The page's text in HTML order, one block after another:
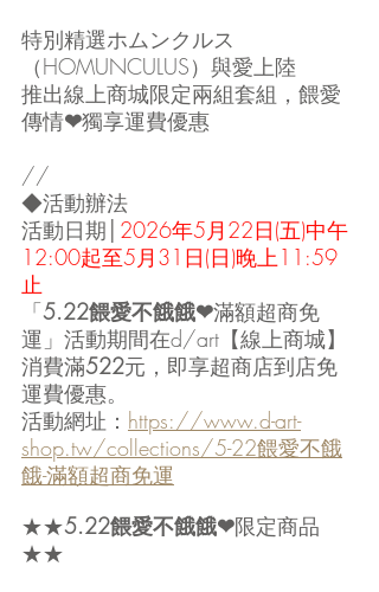
特別精選ホムンクルス
（HOMUNCULUS）與愛上陸
推出線上商城限定兩組套組，餵愛
傳情❤獨享運費優惠
//
◆活動辦法
活動日期│ 2026年5月22日(五)中午
12:00起至5月31日(日)晚上11:59
止
「5.22餵愛不餓餓❤滿額超商免
運」活動期間在d/art【線上商城】
消費滿522元，即享超商店到店免
運費優惠。
活動網址： https://www.d-art-
shop.tw/collections/5-22餵愛不餓
餓-滿額超商免運
★★5.22餵愛不餓餓❤限定商品
★★